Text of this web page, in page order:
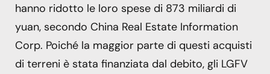
hanno ridotto le loro spese di 873 miliardi di
yuan, secondo China Real Estate Information
Corp. Poiché la maggior parte di questi acquisti
di terreni è stata finanziata dal debito, gli LGFV